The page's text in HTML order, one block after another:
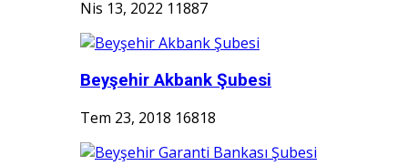
Nis 13, 2022 11887
Beyşehir Akbank Şubesi
Tem 23, 2018 16818